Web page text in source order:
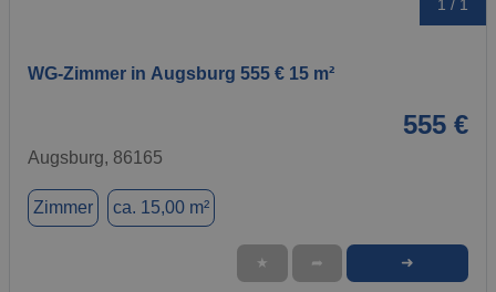
1 / 1
WG-Zimmer in Augsburg 555 € 15 m²
555 €
Augsburg, 86165
Zimmer ca. 15,00 m²
★ ➦ ➜